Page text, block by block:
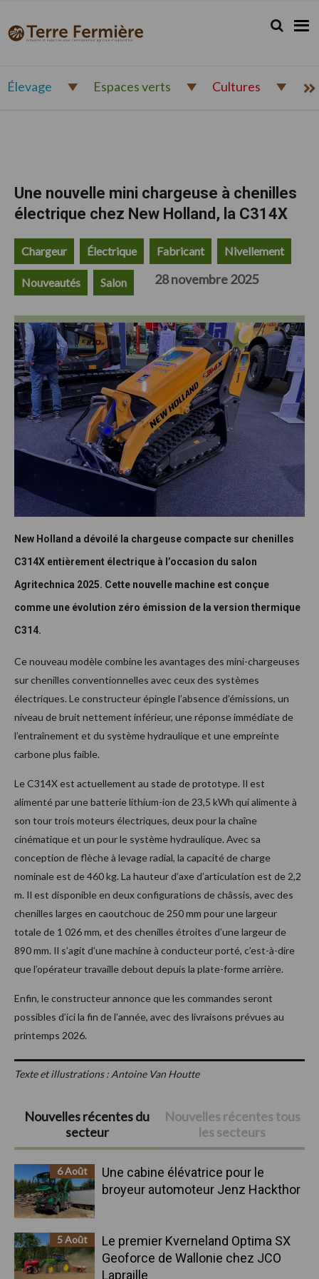
navigation
contenu
principal
pied
de
Terre
Fermière
Actualité
et
pour
Élevage Espaces verts Cultures
Une nouvelle mini chargeuse à chenilles
électrique chez New Holland, la C314X
Chargeur Électrique Fabricant Nivellement
Nouveautés Salon 28 novembre 2025
New Holland a dévoilé la chargeuse compacte sur chenilles
C314X entièrement électrique à l’occasion du salon
Agritechnica 2025. Cette nouvelle machine est conçue
comme une évolution zéro émission de la version thermique
C314.
Ce nouveau modèle combine les avantages des mini-chargeuses
sur chenilles conventionnelles avec ceux des systèmes
électriques. Le constructeur épingle l’absence d’émissions, un
niveau de bruit nettement inférieur, une réponse immédiate de
l’entraînement et du système hydraulique et une empreinte
carbone plus faible.
Le C314X est actuellement au stade de prototype. Il est
alimenté par une batterie lithium-ion de 23,5 kWh qui alimente à
son tour trois moteurs électriques, deux pour la chaîne
cinématique et un pour le système hydraulique. Avec sa
conception de flèche à levage radial, la capacité de charge
nominale est de 460 kg. La hauteur d’axe d’articulation est de 2,2
m. Il est disponible en deux configurations de châssis, avec des
chenilles larges en caoutchouc de 250 mm pour une largeur
totale de 1 026 mm, et des chenilles étroites d’une largeur de
890 mm. Il s’agit d’une machine à conducteur porté, c’est-à-dire
que l’opérateur travaille debout depuis la plate-forme arrière.
Enfin, le constructeur annonce que les commandes seront
possibles d’ici la fin de l’année, avec des livraisons prévues au
printemps 2026.
Texte et illustrations : Antoine Van Houtte
Barre
latérale
principale
Nouvelles récentes du
secteur
Nouvelles récentes tous
les secteurs
6 Août
Une cabine élévatrice pour le
broyeur automoteur Jenz Hackthor
5 Août
Le premier Kverneland Optima SX
Geoforce de Wallonie chez JCO
Lapraille